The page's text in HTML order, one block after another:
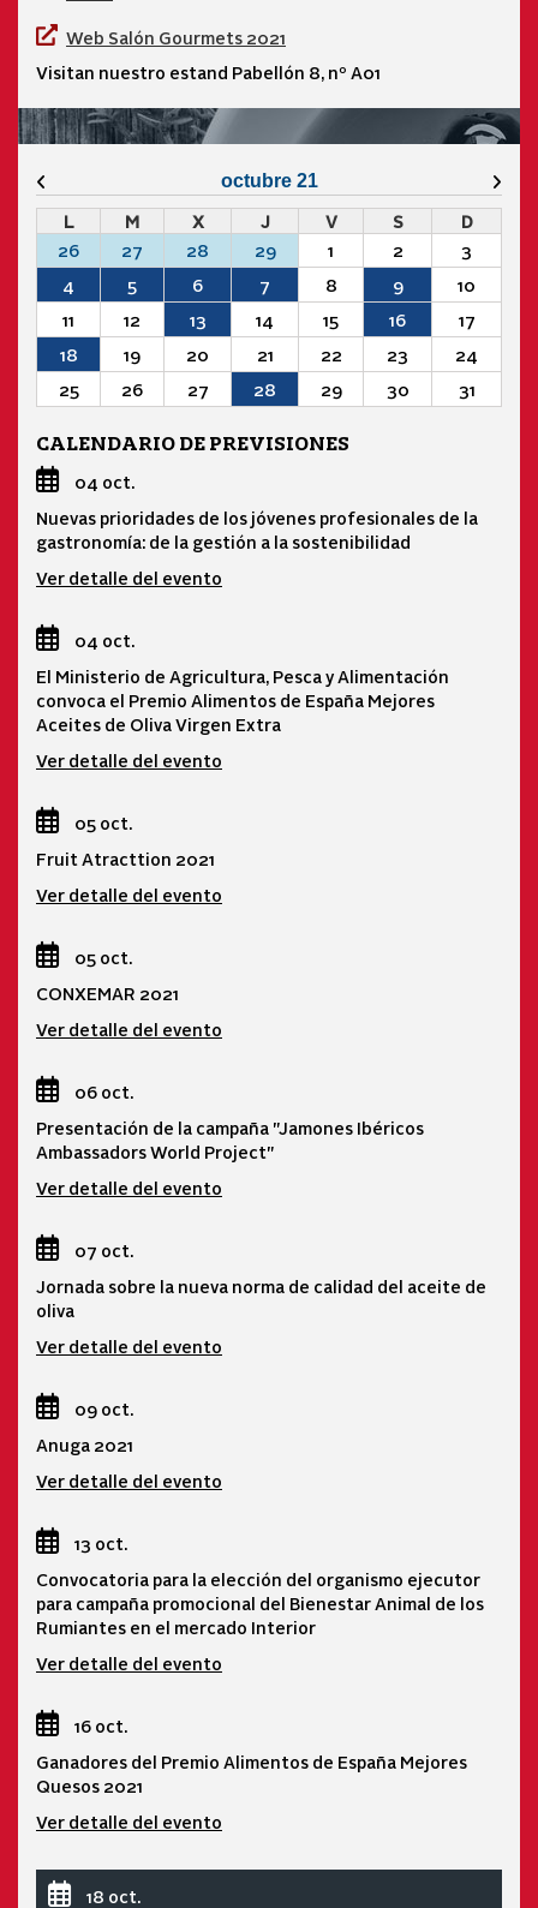
Web Salón Gourmets 2021
Visitan nuestro estand Pabellón 8, nº A01
octubre 21
L
M X J V S
D
26
27 28 29 1 2
3
4
5 6 7 8 9
10
11
12 13 14 15 16
17
18
19 20 21 22 23
24
25
26 27 28 29 30 31
CALENDARIO DE PREVISIONES
04 oct.
Nuevas prioridades de los jóvenes profesionales de la
gastronomía: de la gestión a la sostenibilidad
Ver detalle del evento
04 oct.
El Ministerio de Agricultura, Pesca y Alimentación
convoca el Premio Alimentos de España Mejores
Aceites de Oliva Virgen Extra
Ver detalle del evento
05 oct.
Fruit Atracttion 2021
Ver detalle del evento
05 oct.
CONXEMAR 2021
Ver detalle del evento
06 oct.
Presentación de la campaña "Jamones Ibéricos
Ambassadors World Project"
Ver detalle del evento
07 oct.
Jornada sobre la nueva norma de calidad del aceite de
oliva
Ver detalle del evento
09 oct.
Anuga 2021
Ver detalle del evento
13 oct.
Convocatoria para la elección del organismo ejecutor
para campaña promocional del Bienestar Animal de los
Rumiantes en el mercado Interior
Ver detalle del evento
16 oct.
Ganadores del Premio Alimentos de España Mejores
Quesos 2021
Ver detalle del evento
18 oct.